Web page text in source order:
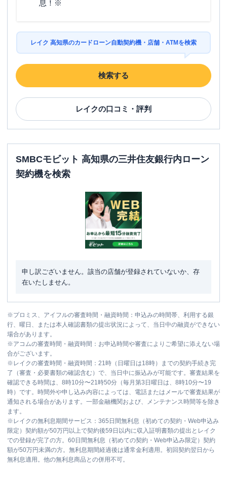
息！※
レイク 高知県のカードローン自動契約機・店舗・ATMを検索
検索する
レイクの口コミ・評判
SMBCモビット 高知県の三井住友銀行内ローン
契約機を検索
申し訳ございません。該当の店舗が登録されていないか、存
在いたしません。
※プロミス、アイフルの審査時間・融資時間：申込みの時間帯、利用する銀
行、曜日、または本人確認書類の提出状況によって、当日中の融資ができない
場合があります。
※アコムの審査時間・融資時間：お申込時間や審査によりご希望に添えない場
合がございます。
※ レイクの審査時間・融資時間：21時（日曜日は18時）までの契約手続き完
了（審査・必要書類の確認含む）で、当日中に振込みが可能です。審査結果を
確認できる時間は、8時10分〜21時50分（毎月第3日曜日は、8時10分〜19
時）です。時間外や申し込み内容によっては、電話またはメールで審査結果が
通知される場合があります。一部金融機関および、メンテナンス時間等を除き
ます。
※ レイクの無利息期間サービス：365日間無利息（初めての契約・Web申込み
限定）契約額が50万円以上で契約後59日以内に収入証明書類の提出とレイク
での登録が完了の方。60日間無利息（初めての契約・Web申込み限定）契約
額が50万円未満の方。無利息期間経過後は通常金利適用。初回契約翌日から
無利息適用。他の無利息商品との併用不可。